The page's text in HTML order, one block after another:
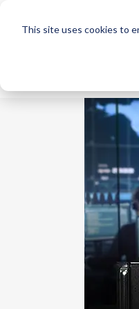
This site uses cookies to